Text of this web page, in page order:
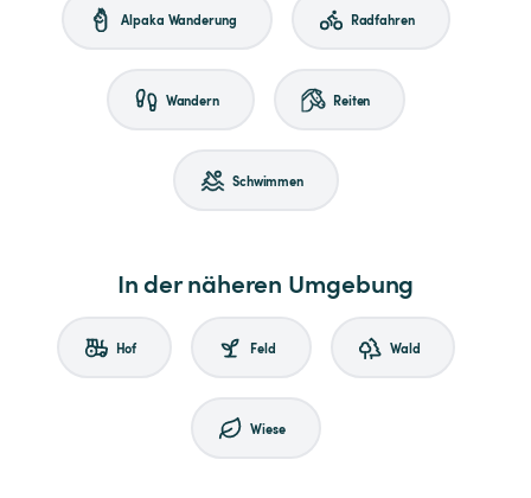
Alpaka Wanderung Radfahren
Wandern Reiten
Schwimmen
In der näheren Umgebung
Hof Feld Wald
Wiese